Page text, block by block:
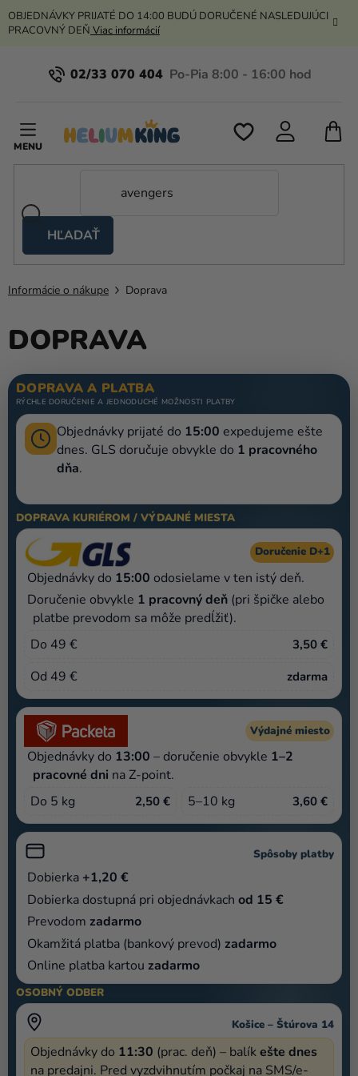
Prejsť
na
OBJEDNÁVKY PRIJATÉ DO 14:00 BUDÚ DORUČENÉ NASLEDUJÚCI
PRACOVNÝ DEŇ Viac informácií
02/33 070 404
HĽADAŤ
stany
Kanekalon
Hélium
a
balóny
Svadba
Párty
Výzdoba
doplnky
Karnevalové
kostýmy a
masky
Oblečenie
Pečenie
Novinky
Darčeky
a merch
Sviatky
potreby
Personalizované
produkty
Výpredaj
O
nás
Párty
Blog
Kontakt
Informácie o nákupe Doprava
DOPRAVA
DOPRAVA A PLATBA
RÝCHLE DORUČENIE A JEDNODUCHÉ MOŽNOSTI PLATBY
Objednávky prijaté do 15:00 expedujeme ešte
dnes. GLS doručuje obvykle do 1 pracovného
dňa.
DOPRAVA KURIÉROM / VÝDAJNÉ MIESTA
Doručenie D+1
Objednávky do 15:00 odosielame v ten istý deň.
Doručenie obvykle 1 pracovný deň (pri špičke alebo
platbe prevodom sa môže predĺžiť).
Do 49 €
3,50 €
Od 49 € zdarma
Výdajné miesto
Objednávky do 13:00 – doručenie obvykle 1–2
pracovné dni na Z-point.
Do 5 kg
2,50 € 5–10 kg 3,60 €
Spôsoby platby
Dobierka +1,20 €
Dobierka dostupná pri objednávkach od 15 €
Prevodom zadarmo
Okamžitá platba (bankový prevod) zadarmo
Online platba kartou zadarmo
OSOBNÝ ODBER
Košice – Štúrova 14
Objednávky do 11:30 (prac. deň) – balíkešte dnes
na predajni. Pred vyzdvihnutím počkaj na SMS/e-